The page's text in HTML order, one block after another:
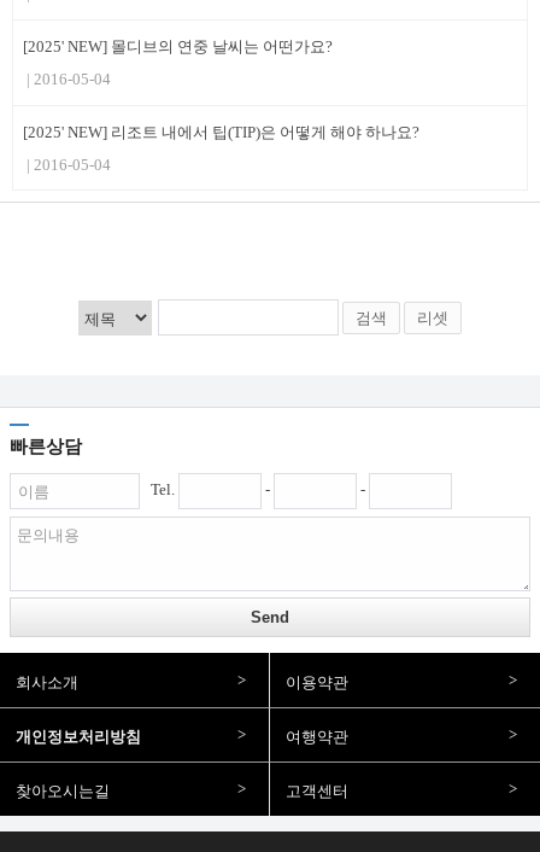
[2025' NEW] 몰디브의 연중 날씨는 어떤가요?
2016-05-04
[2025' NEW] 리조트 내에서 팁(TIP)은 어떻게 해야 하나요?
2016-05-04
검색 리셋
빠른상담
Tel. - -
회사소개 이용약관
개인정보처리방침 여행약관
찾아오시는길 고객센터